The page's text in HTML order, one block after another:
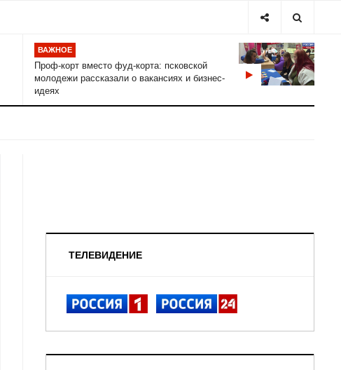
ВАЖНОЕ
Проф-корт вместо фуд-корта: псковской
молодежи рассказали о вакансиях и бизнес-
идеях
ТЕЛЕВИДЕНИЕ